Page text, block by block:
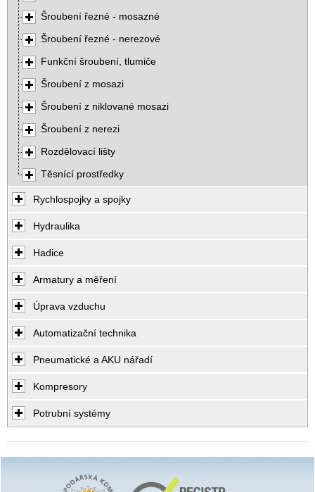
Šroubení řezné - mosazné
Šroubení řezné - nerezové
Funkční šroubení, tlumiče
Šroubení z mosazi
Šroubení z niklované mosazi
Šroubení z nerezi
Rozdělovací lišty
Těsnící prostředky
Rychlospojky a spojky
Hydraulika
Hadice
Armatury a měření
Úprava vzduchu
Automatizační technika
Pneumatické a AKU nářadí
Kompresory
Potrubní systémy